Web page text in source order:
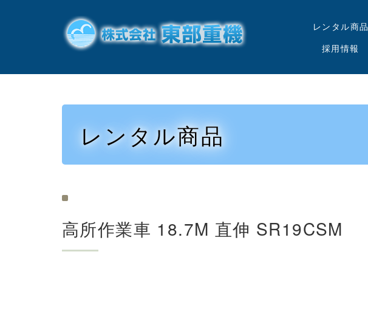
レンタル商品
採用情報
レンタル商品
高所作業車 18.7M 直伸 SR19CSM